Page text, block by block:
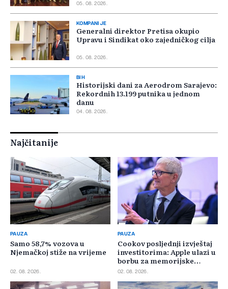
05. 08. 2026.
KOMPANIJE
Generalni direktor Pretisa okupio
Upravu i Sindikat oko zajedničkog cilja
05. 08. 2026.
BIH
Historijski dani za Aerodrom Sarajevo:
Rekordnih 13.199 putnika u jednom
danu
04. 08. 2026.
Najčitanije
PAUZA
Samo 58,7% vozova u
Njemačkoj stiže na vrijeme
02. 08. 2026.
PAUZA
Cookov posljednji izvještaj
investitorima: Apple ulazi u
borbu za memorijske
čipove
02. 08. 2026.